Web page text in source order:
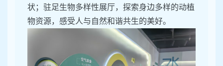
状；驻足生物多样性展厅，探索身边多样的动植
物资源，感受人与自然和谐共生的美好。